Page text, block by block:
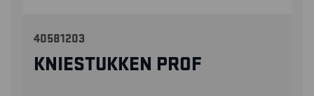
40581203
KNIESTUKKEN PROF